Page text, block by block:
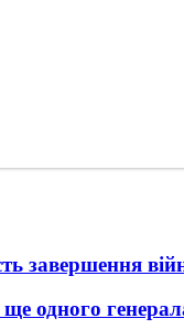
завершення
одного